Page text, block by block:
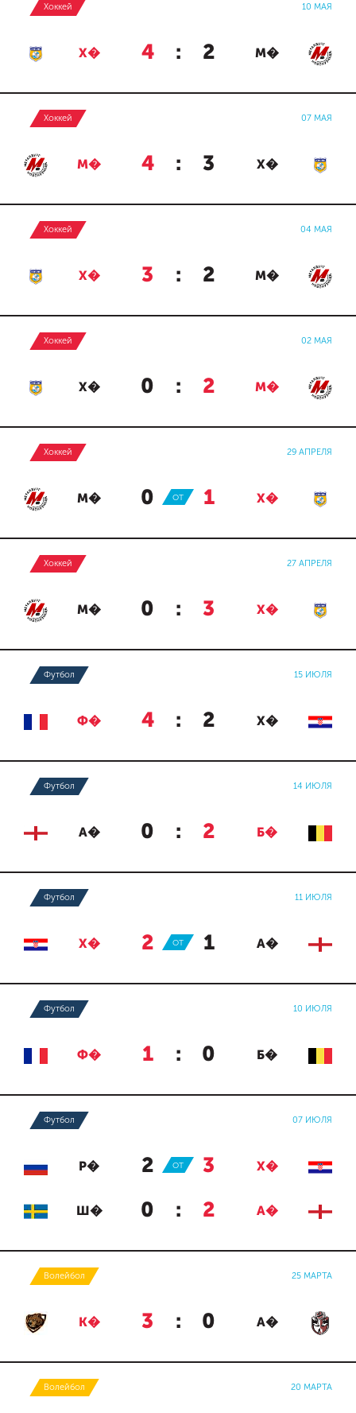
Хоккей 10 МАЯ
Х� 4 : 2 М�
Хоккей 07 МАЯ
М� 4 : 3 Х�
Хоккей 04 МАЯ
Х� 3 : 2 М�
Хоккей 02 МАЯ
Х� 0 : 2 М�
Хоккей 29 АПРЕЛЯ
М� 0 : 1 Х�
ОТ
Хоккей 27 АПРЕЛЯ
М� 0 : 3 Х�
Футбол 15 ИЮЛЯ
Ф� 4 : 2 Х�
Футбол 14 ИЮЛЯ
А� 0 : 2 Б�
Футбол 11 ИЮЛЯ
Х� 2 : 1 А�
ОТ
Футбол 10 ИЮЛЯ
Ф� 1 : 0 Б�
Футбол 07 ИЮЛЯ
Р� 2 : 3 Х�
ОТ
Ш� 0 : 2 А�
Волейбол 25 МАРТА
К� 3 : 0 А�
Волейбол 20 МАРТА